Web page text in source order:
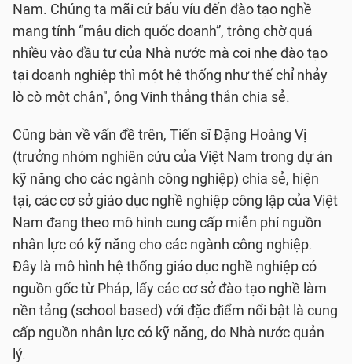
Nam. Chúng ta mãi cứ bấu víu đến đào tạo nghề
mang tính “mậu dịch quốc doanh”, trông chờ quá
nhiều vào đầu tư của Nhà nước mà coi nhẹ đào tạo
tại doanh nghiệp thì một hệ thống như thế chỉ nhảy
lò cò một chân", ông Vinh thẳng thắn chia sẻ.
Cũng bàn về vấn đề trên, Tiến sĩ Đặng Hoàng Vị
(trưởng nhóm nghiên cứu của Việt Nam trong dự án
kỹ năng cho các ngành công nghiệp) chia sẻ, hiện
tại, các cơ sở giáo dục nghề nghiệp công lập của Việt
Nam đang theo mô hình cung cấp miễn phí nguồn
nhân lực có kỹ năng cho các ngành công nghiệp.
Đây là mô hình hệ thống giáo dục nghề nghiệp có
nguồn gốc từ Pháp, lấy các cơ sở đào tạo nghề làm
nền tảng (school based) với đặc điểm nổi bật là cung
cấp nguồn nhân lực có kỹ năng, do Nhà nước quản
lý.